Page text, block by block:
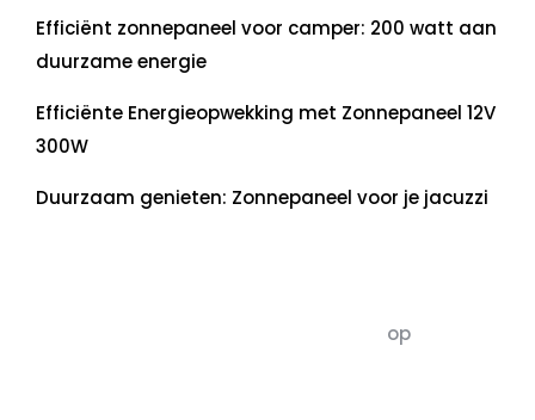
Efficiënt zonnepaneel voor camper: 200 watt aan
duurzame energie
Efficiënte Energieopwekking met Zonnepaneel 12V
300W
Duurzaam genieten: Zonnepaneel voor je jacuzzi
op